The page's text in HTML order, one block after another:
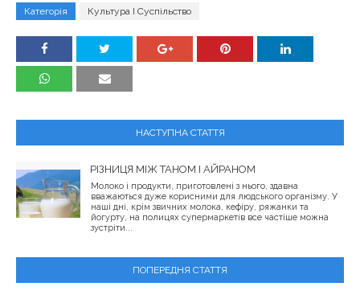
Категорія Культура І Суспільство
НАСТУПНА СТАТТЯ
РІЗНИЦЯ МІЖ ТАНОМ І АЙРАНОМ
Молоко і продукти, приготовлені з нього, здавна
вважаються дуже корисними для людського організму. У
наші дні, крім звичних молока, кефіру, ряжанки та
йогурту, на полицях супермаркетів все частіше можна
зустріти...
ПОПЕРЕДНЯ СТАТТЯ